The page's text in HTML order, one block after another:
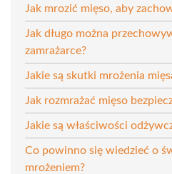
Jak mrozić mięso, aby
Jak długo można
zamrażarce?
Jakie są skutki mrożenia
Jak rozmrażać mięso
Jakie są właściwości
Co powinno się wiedzieć o
mrożeniem?